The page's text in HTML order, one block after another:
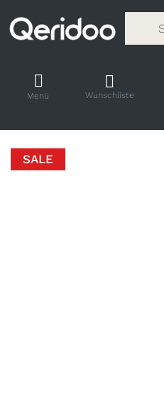
Menü Wunschliste
SALE